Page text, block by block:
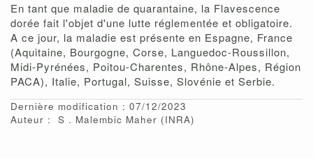
En tant que maladie de quarantaine, la Flavescence
dorée fait l'objet d'une lutte réglementée et obligatoire.
A ce jour, la maladie est présente en Espagne, France
(Aquitaine, Bourgogne, Corse, Languedoc-Roussillon,
Midi-Pyrénées, Poitou-Charentes, Rhône-Alpes, Région
PACA), Italie, Portugal, Suisse, Slovénie et Serbie.
Dernière modification : 07/12/2023
Auteur :
S Malembic Maher (INRA)